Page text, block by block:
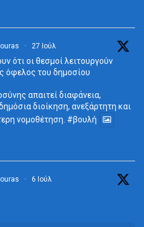
· 27 Ιούλ
ότι οι θεσμοί λειτουργούν
όφελος του δημοσίου
απαιτεί διαφάνεια,
διοίκηση, ανεξάρτητη και
νομοθέτηση. #βουλή
· 6 Ιούλ